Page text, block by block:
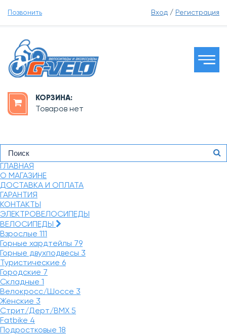
Позвонить Вход / Регистрация
КОРЗИНА:
Товаров нет
ГЛАВНАЯ
О МАГАЗИНЕ
ДОСТАВКА И ОПЛАТА
ГАРАНТИЯ
КОНТАКТЫ
ЭЛЕКТРОВЕЛОСИПЕДЫ
ВЕЛОСИПЕДЫ
Взрослые 111
Горные хардтейлы 79
Горные двухподвесы 3
Туристические 6
Городские 7
Складные 1
Велокросс/Шоссе 3
Женские 3
Стрит/Дерт/BMX 5
Fatbike 4
Подростковые 18